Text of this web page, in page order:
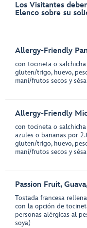
Los Visitantes
Elenco sobre su
Allergy-Friendly
con tocineta o
gluten/trigo, huevo,
maní/frutos secos y
Allergy-Friendly
con tocineta o
azules o bananas por
gluten/trigo, huevo,
maní/frutos secos y
Passion Fruit,
Tostada francesa
con la opción de
personas alérgicas al
soya)